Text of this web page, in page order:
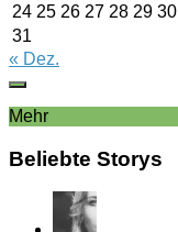
24 25 26 27 28 29 30
31
« Dez.
Mehr
Beliebte Storys